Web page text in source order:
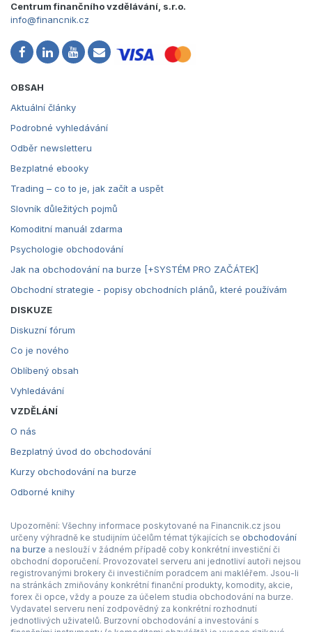
Centrum finančního vzdělávání, s.r.o.
info@financnik.cz
OBSAH
Aktuální články
Podrobné vyhledávání
Odběr newsletteru
Bezplatné ebooky
Trading – co to je, jak začít a uspět
Slovník důležitých pojmů
Komoditní manuál zdarma
Psychologie obchodování
Jak na obchodování na burze [+SYSTÉM PRO ZAČÁTEK]
Obchodní strategie - popisy obchodních plánů, které používám
DISKUZE
Diskuzní fórum
Co je nového
Oblíbený obsah
Vyhledávání
VZDĚLÁNÍ
O nás
Bezplatný úvod do obchodování
Kurzy obchodování na burze
Odborné knihy
Upozornění: Všechny informace poskytované na Financnik.cz jsou
určeny výhradně ke studijním účelům témat týkajících se obchodování
na burze a neslouží v žádném případě coby konkrétní investiční či
obchodní doporučení. Provozovatel serveru ani jednotliví autoři nejsou
registrovanými brokery či investičním poradcem ani makléřem. Jsou-li
na stránkách zmiňovány konkrétní finanční produkty, komodity, akcie,
forex či opce, vždy a pouze za účelem studia obchodování na burze.
Vydavatel serveru není zodpovědný za konkrétní rozhodnutí
jednotlivých uživatelů. Burzovní obchodování a investování s